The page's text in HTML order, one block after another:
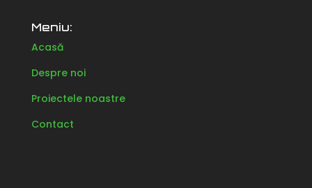
Meniu:
Acasă
Despre noi
Proiectele noastre
Contact